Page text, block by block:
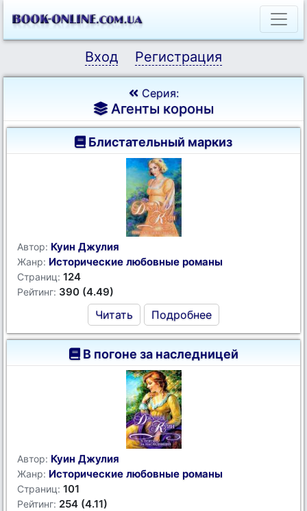
Вход Регистрация
Серия:
Агенты короны
Блистательный маркиз
Автор: Куин Джулия
Жанр: Исторические любовные романы
Страниц: 124
Рейтинг: 390 (4.49)
Читать Подробнее
В погоне за наследницей
Автор: Куин Джулия
Жанр: Исторические любовные романы
Страниц: 101
Рейтинг: 254 (4.11)